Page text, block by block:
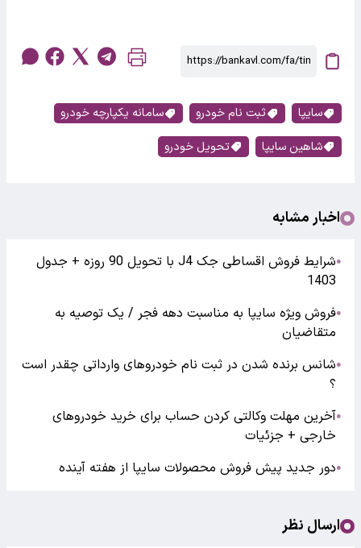
سایپا ثبت نام خودرو
سامانه یکپارچه خودرو
شاهین سایپا
تحویل خودرو
اخبار مشابه
●
شرایط فروش اقساطی جک J4 با تحویل 90 روزه + جدول
1403
●فروش ویژه سایپا به مناسبت دهه فجر / یک توصیه به
متقاضیان
●شانس برنده شدن در ثبت نام خودروهای وارداتی چقدر است
؟
●آخرین مهلت وکالتی کردن حساب برای خرید خودروهای
خارجی + جزئیات
●دور جدید پیش فروش محصولات سایپا از هفته آینده
ارسال نظر